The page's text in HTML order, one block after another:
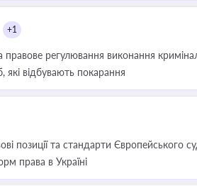
+1
регулювання виконання
які відбувають покарання
позиції та стандарти Європейського
права в Україні